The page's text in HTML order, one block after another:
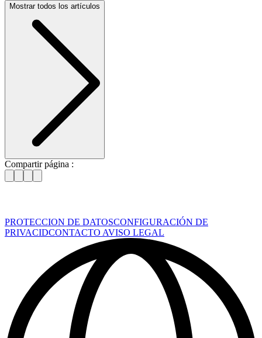
Mostrar todos los artículos
Compartir página :
PROTECCION DE DATOSCONFIGURACIÓN DE
PRIVACIDCONTACTO AVISO LEGAL